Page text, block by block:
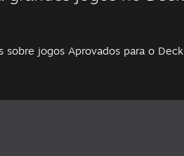
sobre jogos Aprovados para o Deck